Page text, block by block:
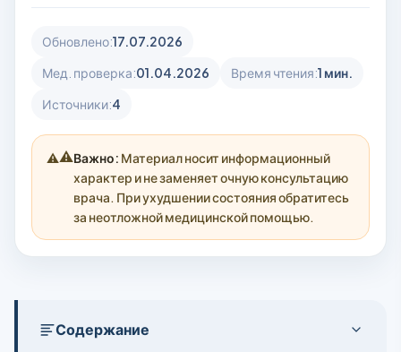
Обновлено:17.07.2026
Мед. проверка:01.04.2026 Время чтения:1 мин.
Источники:4
⚠️Важно: Материал носит информационный
характер и не заменяет очную консультацию
врача. При ухудшении состояния обратитесь
за неотложной медицинской помощью.
Содержание